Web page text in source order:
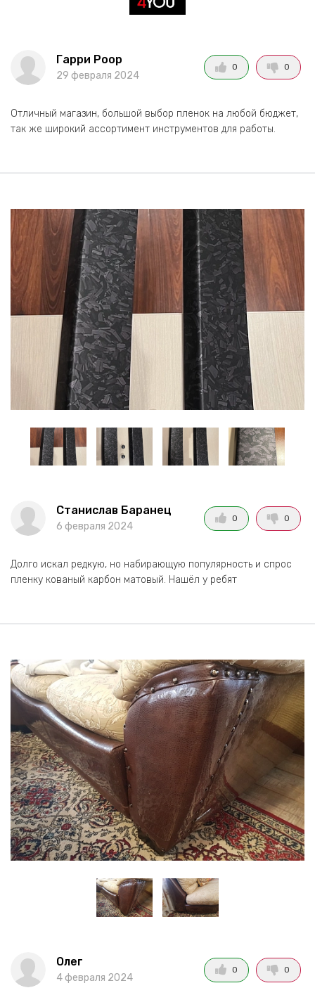
Гарри Роор
29 февраля 2024
0 0
Отличный магазин, большой выбор пленок на любой бюджет,
так же широкий ассортимент инструментов для работы.
Станислав Баранец
6 февраля 2024
0 0
Долго искал редкую, но набирающую популярность и спрос
пленку кованый карбон матовый. Нашёл у ребят
Олег
4 февраля 2024
0 0